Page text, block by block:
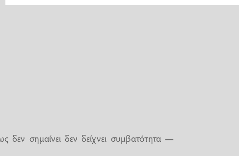
δεν σημαίνει δεν δείχνει συμβατότητα —